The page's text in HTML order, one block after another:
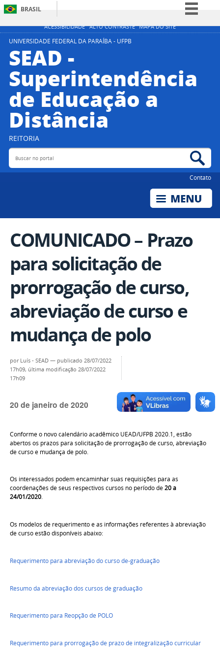
ACESSIBILIDADE ALTO CONTRASTE MAPA DO SITE
BRASIL
Simplifique!
Acesso à informação
Legislação
Canais
UNIVERSIDADE FEDERAL DA PARAÍBA - UFPB
SEAD -
Superintendência
de Educação a
Distância
REITORIA
Buscar no portal
Contato
COMUNICADO – Prazo
para solicitação de
prorrogação de curso,
abreviação de curso e
mudança de polo
por Luís - SEAD — publicado 28/07/2022
17h09, última modificação 28/07/2022
17h09
20 de janeiro de 2020
Conforme o novo calendário acadêmico UEAD/UFPB 2020.1, estão
abertos os prazos para solicitação de prorrogação de curso, abreviação
de curso e mudança de polo.
Os interessados podem encaminhar suas requisições para as
coordenações de seus respectivos cursos no período de20 a
24/01/2020.
Os modelos de requerimento e as informações referentes à abreviação
de curso estão disponíveis abaixo:
Requerimento para abreviação do curso de-graduação
Resumo da abreviação dos cursos de graduação
Requerimento para Reopção de POLO
Requerimento para prorrogação de prazo de integralização curricular